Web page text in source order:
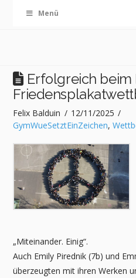
Menü
Erfolgreich beim
Felix Balduin
12/11/2025
GymWueSetztEinZeichen,
„Miteinander. Einig“.
Auch Emily Pirednik (7b) und
überzeugten mit ihren Werken